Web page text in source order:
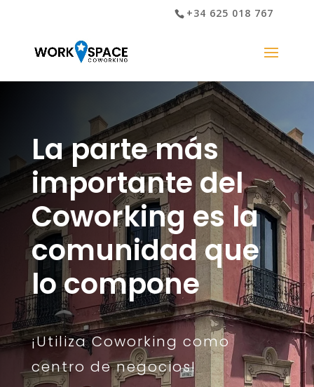
+34 625 018 767
La parte más
importante del
Coworking es la
comunidad que
lo compone
¡Utiliza Coworking como
centro de negocios!